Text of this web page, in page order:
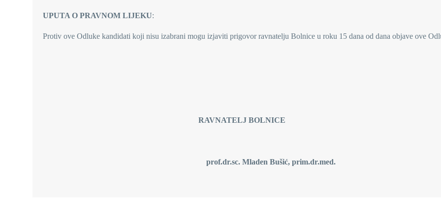
UPUTA O PRAVNOM LIJEKU:
Protiv ove Odluke kandidati koji nisu izabrani mogu izjaviti prigovor ravnatelju Bolnice u roku 15 dana od dana objave ove
RAVNATELJ BOLNICE
prof.dr.sc. Mladen Bušić, prim.dr.med.